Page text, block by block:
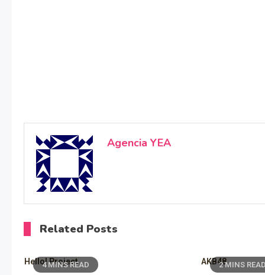
Agencia YEA
Related Posts
4 MINS READ
Hello! Project 2 MINS READ
AKB48